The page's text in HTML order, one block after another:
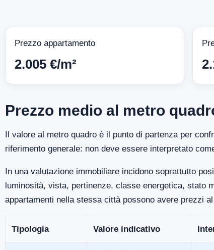
Prezzo appartamento
2.005 €/m²
Prezzo medio al metro
Il valore al metro quadro è il punto di partenza per
riferimento generale: non deve essere interpretato
In una valutazione immobiliare incidono soprattutto
luminosità, vista, pertinenze, classe energetica, stato
appartamenti nella stessa città possono avere prezzi
Tipologia Valore indicativo